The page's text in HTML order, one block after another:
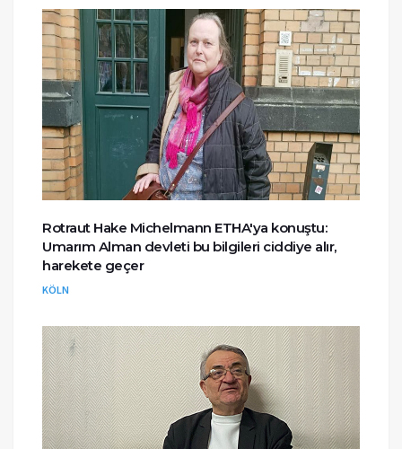
Rotraut Hake Michelmann ETHA'ya konuştu:
Umarım Alman devleti bu bilgileri ciddiye alır,
harekete geçer
KÖLN